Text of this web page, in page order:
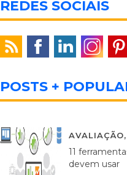
REDES SOCIAIS
POSTS +
AVALIAÇÃO,
11
devem usar